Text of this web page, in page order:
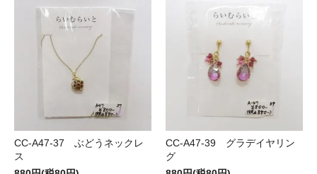
CC-A47-37 ぶどうネックレ
ス
CC-A47-39 グラデイヤリン
グ